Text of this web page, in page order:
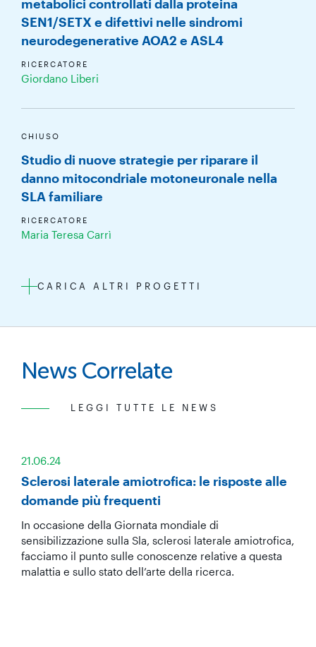
metabolici controllati dalla proteina
SEN1/SETX e difettivi nelle sindromi
neurodegenerative AOA2 e ASL4
RICERCATORE
Giordano Liberi
CHIUSO
Studio di nuove strategie per riparare il
danno mitocondriale motoneuronale nella
SLA familiare
RICERCATORE
Maria Teresa Carrì
CARICA ALTRI PROGETTI
News Correlate
LEGGI TUTTE LE NEWS
21.06.24
Sclerosi laterale amiotrofica: le risposte alle
domande più frequenti
In occasione della Giornata mondiale di
sensibilizzazione sulla Sla, sclerosi laterale amiotrofica,
facciamo il punto sulle conoscenze relative a questa
malattia e sullo stato dell’arte della ricerca.